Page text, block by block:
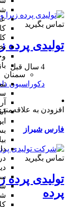
سمنان
تماس بگیرید
تولیدی پرده
4 سال قبل
دکوراسیون
افزودن به
فارس شیراز
تماس بگیرید
تولیدی پرده
پرده